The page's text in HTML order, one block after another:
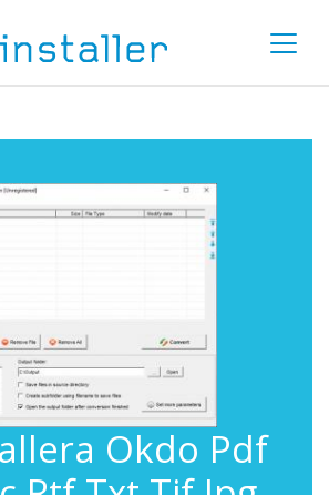
Okdo Pdf